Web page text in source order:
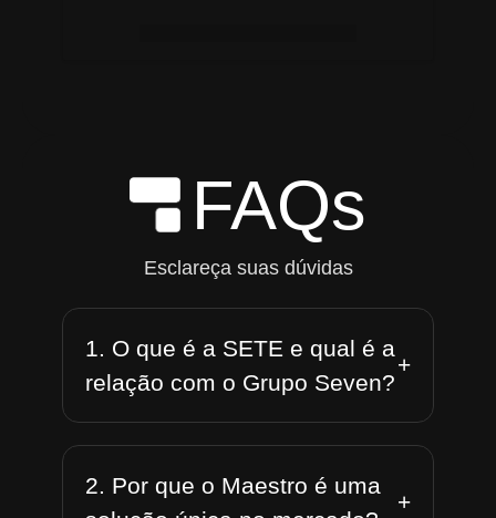
FAQs
Esclareça suas dúvidas
1. O que é a SETE e qual é a
relação com o Grupo Seven?
+
2. Por que o Maestro é uma
+